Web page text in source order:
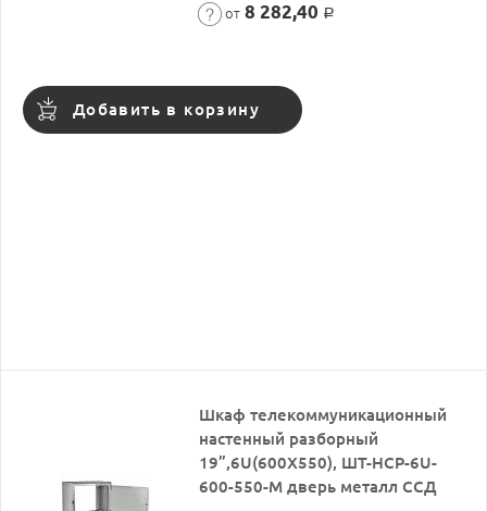
от 8 282,40 Р
Добавить в корзину
Шкаф телекоммуникационный
настенный разборный
19”,6U(600X550), ШТ-НСР-6U-
600-550-М дверь металл ССД